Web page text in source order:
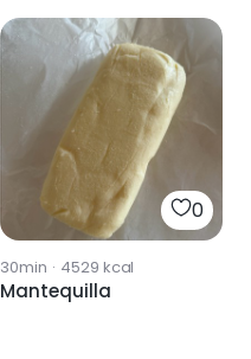
0
30min · 4529 kcal
Mantequilla